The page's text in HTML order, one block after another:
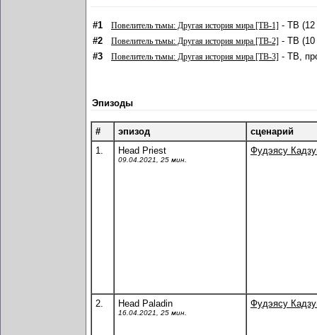
#1 Повелитель тьмы: Другая история мира [ТВ-1] - ТВ (12
#2
Повелитель тьмы: Другая история мира [ТВ-2] - ТВ (10
#3
Повелитель тьмы: Другая история мира [ТВ-3] - ТВ,
Эпизоды
# эпизод
сценарий
1.
Head Priest
09.04.2021, 25 мин.
Фудэясу
2. Head Paladin
16.04.2021, 25 мин.
Фудэясу